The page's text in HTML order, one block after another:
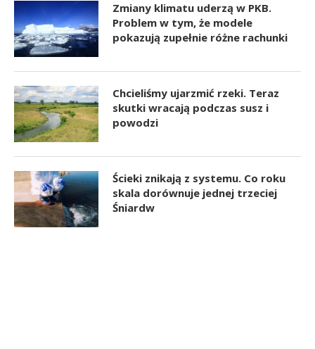
Zmiany klimatu uderzą w PKB.
Problem w tym, że modele
pokazują zupełnie różne rachunki
Chcieliśmy ujarzmić rzeki. Teraz
skutki wracają podczas susz i
powodzi
Ścieki znikają z systemu. Co roku
skala dorównuje jednej trzeciej
Śniardw